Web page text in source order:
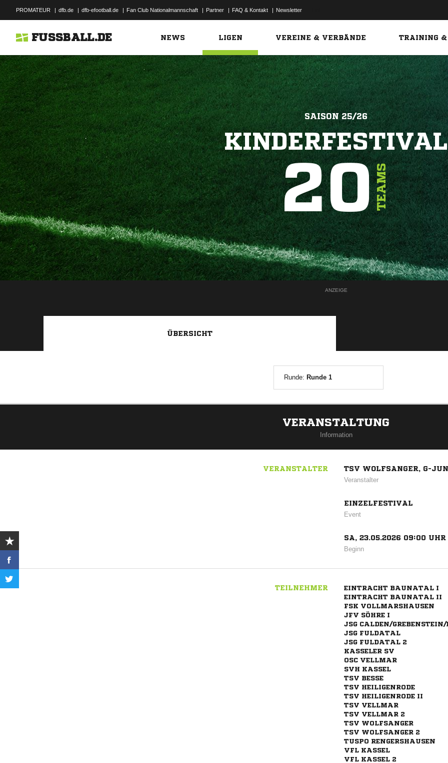
PROMATEUR | dfb.de | dfb-efootball.de | Fan Club Nationalmannschaft | Partner | FAQ & Kontakt | Newsletter
FUSSBALL.DE NEWS LIGEN VEREINE & VERBÄNDE TRAINING &
SAISON 25/26
KINDERFESTIVAL
20TEAMS
ANZEIGE
ÜBERSICHT
Runde: Runde 1
VERANSTALTUNG
Information
VERANSTALTER TSV WOLFSANGER, G-
Veranstalter
EINZELFESTIVAL
Event
SA, 23.05.2026 09:00 UHR
Beginn
TEILNEHMER
EINTRACHT BAUNATAL I
EINTRACHT BAUNATAL II
FSK VOLLMARSHAUSEN
JFV SÖHRE I
JSG CALDEN/
JSG FULDATAL
JSG FULDATAL 2
KASSELER SV
OSC VELLMAR
SVH KASSEL
TSV BESSE
TSV HEILIGENRODE
TSV HEILIGENRODE II
TSV VELLMAR
TSV VELLMAR 2
TSV WOLFSANGER
TSV WOLFSANGER 2
TUSPO RENGERSHAUSEN
VFL KASSEL
VFL KASSEL 2